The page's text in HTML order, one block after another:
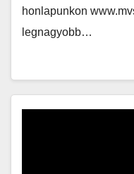
honlapunkon
legnagyobb…